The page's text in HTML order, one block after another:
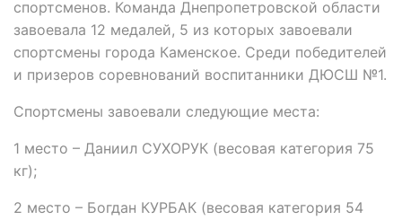
спортсменов. Команда Днепропетровской области
завоевала 12 медалей, 5 из которых завоевали
спортсмены города Каменское. Среди победителей
и призеров соревнований воспитанники ДЮСШ №1.
Спортсмены завоевали следующие места:
1 место – Даниил СУХОРУК (весовая категория 75
кг);
2 место – Богдан КУРБАК (весовая категория 54